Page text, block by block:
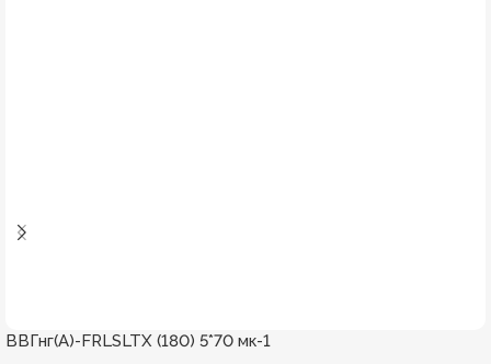
ВВГнг(А)-FRLSLTХ (180) 5*70 мк-1